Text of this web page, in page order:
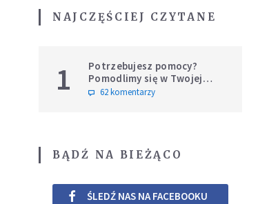
NAJCZĘŚCIEJ CZYTANE
1
Potrzebujesz pomocy?
Pomodlimy się w Twojej
intencji
62 komentarzy
BĄDŹ NA BIEŻĄCO
ŚLEDŹ NAS NA FACEBOOKU